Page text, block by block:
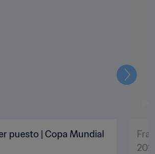
puesto | Copa Mundial